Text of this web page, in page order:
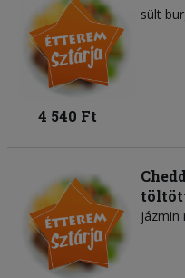
sült
4 540 Ft
jázmin